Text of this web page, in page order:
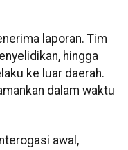
laporan. Tim
hingga
ke luar daerah.
dalam waktu
awal,